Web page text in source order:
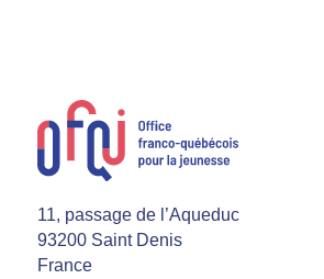
11, passage de l’Aqueduc
93200 Saint Denis
France